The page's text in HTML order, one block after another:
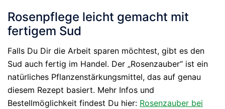
Rosenpflege leicht gemacht mit
fertigem Sud
Falls Du Dir die Arbeit sparen möchtest, gibt es den
Sud auch fertig im Handel. Der „Rosenzauber“ ist ein
natürliches Pflanzenstärkungsmittel, das auf genau
diesem Rezept basiert. Mehr Infos und
Bestellmöglichkeit findest Du hier: Rosenzauber bei